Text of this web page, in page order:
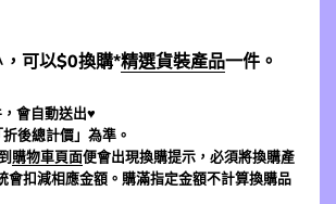
可以$0換購*精選貨裝產品一件。
會自動送出♥
後總計價」為準。
購物車頁面便會出現換購提示，必須將換購產
會扣減相應金額。購滿指定金額不計算換購品